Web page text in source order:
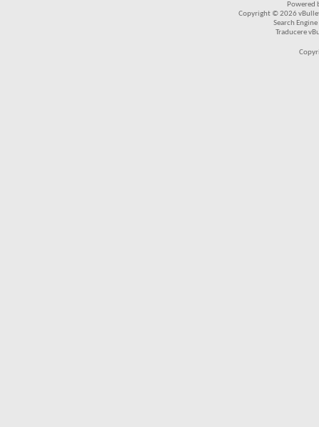
Powered
Copyright © 2026
Search
Traducere